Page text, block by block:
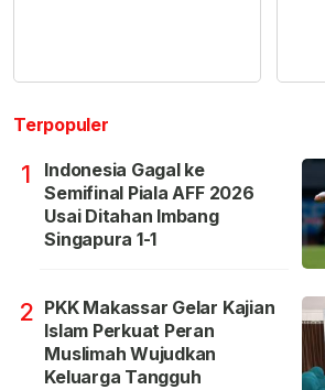
Terpopuler
1
Indonesia Gagal ke
Semifinal Piala AFF 2026
Usai Ditahan Imbang
Singapura 1-1
2 PKK Makassar Gelar Kajian
Islam Perkuat Peran
Muslimah Wujudkan
Keluarga Tangguh